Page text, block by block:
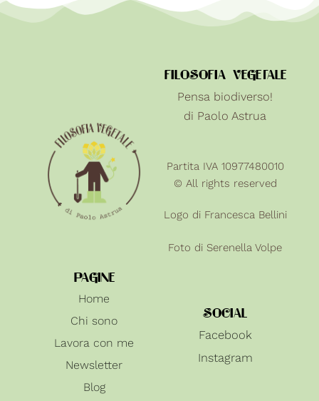
FILOSOFIA VEGETALE
Pensa biodiverso!
di Paolo Astrua
Partita IVA 10977480010
© All rights reserved
Logo di Francesca Bellini
Foto di Serenella Volpe
PAGINE
Home
Chi sono
Lavora con me
Newsletter
Blog
SOCIAL
Facebook
Instagram